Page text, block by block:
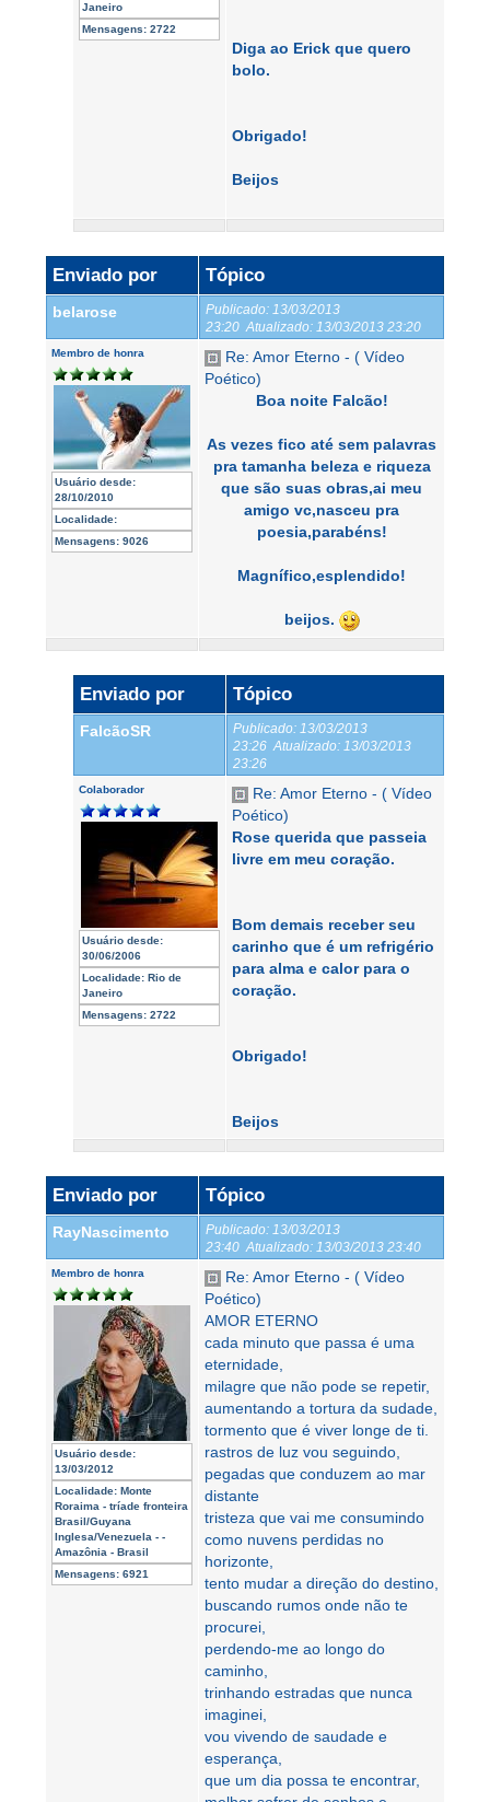
Janeiro
Mensagens: 2722
Diga ao Erick que quero
bolo.
Obrigado!
Beijos
Enviado por Tópico
belarose Publicado: 13/03/2013
23:20 Atualizado: 13/03/2013 23:20
Membro de honra
Usuário desde:
28/10/2010
Localidade:
Mensagens: 9026
Re: Amor Eterno - ( Vídeo
Poético)
Boa noite Falcão!
As vezes fico até sem palavras
pra tamanha beleza e riqueza
que são suas obras,ai meu
amigo vc,nasceu pra
poesia,parabéns!
Magnífico,esplendido!
beijos.
Enviado por Tópico
FalcãoSR Publicado: 13/03/2013
23:26 Atualizado: 13/03/2013
23:26
Colaborador
Usuário desde:
30/06/2006
Localidade: Rio de
Janeiro
Mensagens: 2722
Re: Amor Eterno - ( Vídeo
Poético)
Rose querida que passeia
livre em meu coração.
Bom demais receber seu
carinho que é um refrigério
para alma e calor para o
coração.
Obrigado!
Beijos
Enviado por Tópico
RayNascimento Publicado: 13/03/2013
23:40 Atualizado: 13/03/2013 23:40
Membro de honra
Usuário desde:
13/03/2012
Localidade: Monte
Roraima - tríade fronteira
Brasil/Guyana
Inglesa/Venezuela - -
Amazônia - Brasil
Mensagens: 6921
Re: Amor Eterno - ( Vídeo
Poético)
AMOR ETERNO
cada minuto que passa é uma
eternidade,
milagre que não pode se repetir,
aumentando a tortura da sudade,
tormento que é viver longe de ti.
rastros de luz vou seguindo,
pegadas que conduzem ao mar
distante
tristeza que vai me consumindo
como nuvens perdidas no
horizonte,
tento mudar a direção do destino,
buscando rumos onde não te
procurei,
perdendo-me ao longo do
caminho,
trinhando estradas que nunca
imaginei,
vou vivendo de saudade e
esperança,
que um dia possa te encontrar,